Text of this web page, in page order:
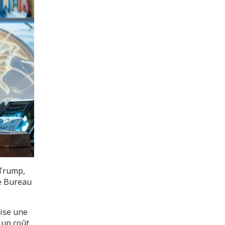
Bureau
une
coût